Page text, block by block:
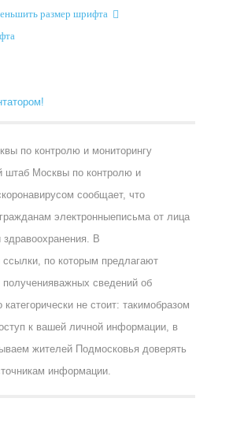
по контролю и мониторингу
штаб Москвы по контролю и
сообщает, что
электронныеписьма от лица
здравоохранения. В
по которым предлагают
сведений об
не стоит: такимобразом
к вашей личной информации, в
жителей Подмосковья доверять
информации.